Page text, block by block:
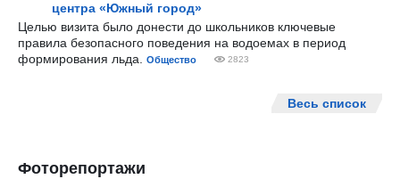
центра «Южный город»
Целью визита было донести до школьников ключевые
правила безопасного поведения на водоемах в период
формирования льда.
Общество 2823
Весь список
Фоторепортажи